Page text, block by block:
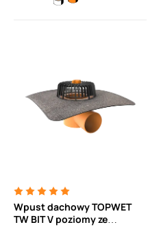
Wpust dachowy TOPWET
TW BIT V poziomy ze